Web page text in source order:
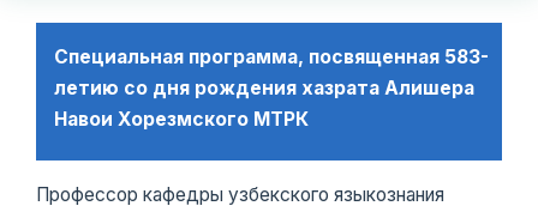
Специальная программа, посвященная 583-
летию со дня рождения хазрата Алишера
Навои Хорезмского МТРК
Профессор кафедры узбекского языкознания